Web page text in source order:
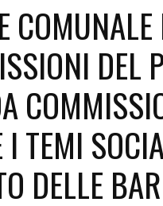
COMUNALE
DEL
TEMI
DELLE